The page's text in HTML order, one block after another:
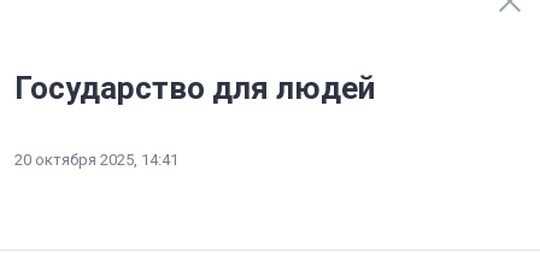
Государство для людей
20 октября 2025, 14:41